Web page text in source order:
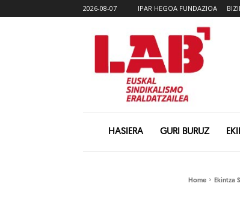
2026-08-07 IPAR HEGOA FUNDAZIOA
HASIERA GURI BURUZ
Home Ekintza